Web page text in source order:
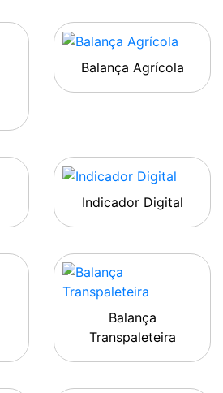
Balança Agrícola
Indicador Digital
Balança
Transpaleteira